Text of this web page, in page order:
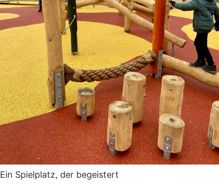
Ein Spielplatz, der begeistert